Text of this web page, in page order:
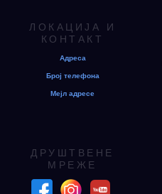
ЛОКАЦИЈА И
КОНТАКТ
Адреса
Број телефона
Мејл адресе
ДРУШТВЕНЕ
МРЕЖЕ